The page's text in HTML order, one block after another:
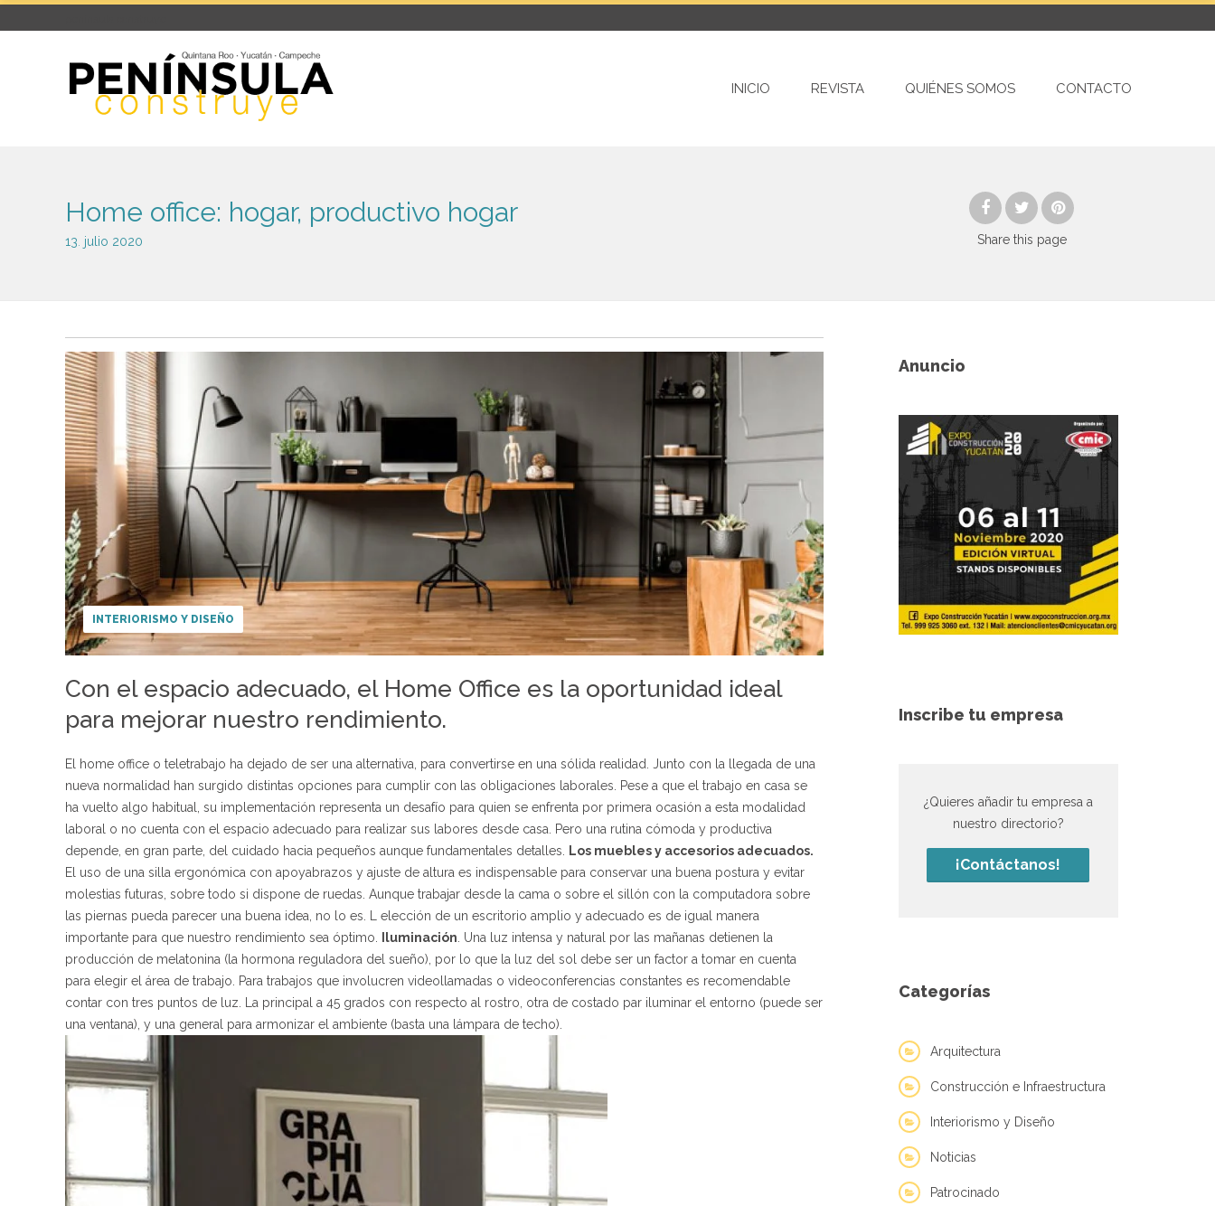
INICIO REVISTA QUIÉNES SOMOS CONTACTO
Home office: hogar, productivo hogar
13. julio 2020 Share this page
INTERIORISMO Y DISEÑO
Con el espacio adecuado, el Home Office es la oportunidad ideal
para mejorar nuestro rendimiento.
El home office o teletrabajo ha dejado de ser una alternativa, para convertirse en una sólida realidad. Junto con la llegada de una
nueva normalidad han surgido distintas opciones para cumplir con las obligaciones laborales. Pese a que el trabajo en casa se
ha vuelto algo habitual, su implementación representa un desafío para quien se enfrenta por primera ocasión a esta modalidad
laboral o no cuenta con el espacio adecuado para realizar sus labores desde casa. Pero una rutina cómoda y productiva
depende, en gran parte, del cuidado hacia pequeños aunque fundamentales detalles. Los muebles y accesorios adecuados.
El uso de una silla ergonómica con apoyabrazos y ajuste de altura es indispensable para conservar una buena postura y evitar
molestias futuras, sobre todo si dispone de ruedas. Aunque trabajar desde la cama o sobre el sillón con la computadora sobre
las piernas pueda parecer una buena idea, no lo es. L elección de un escritorio amplio y adecuado es de igual manera
importante para que nuestro rendimiento sea óptimo. Iluminación . Una luz intensa y natural por las mañanas detienen la
producción de melatonina (la hormona reguladora del sueño), por lo que la luz del sol debe ser un factor a tomar en cuenta
para elegir el área de trabajo. Para trabajos que involucren videollamadas o videoconferencias constantes es recomendable
contar con tres puntos de luz. La principal a 45 grados con respecto al rostro, otra de costado par iluminar el entorno (puede ser
una ventana), y una general para armonizar el ambiente (basta una lámpara de techo).
Anuncio
Inscribe tu empresa
¿Quieres añadir tu empresa a
nuestro directorio?
¡Contáctanos!
Categorías
Arquitectura
Construcción e Infraestructura
Interiorismo y Diseño
Noticias
Patrocinado